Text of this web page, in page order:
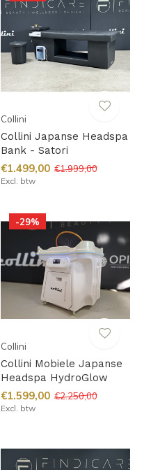
Collini
Collini Japanse Headspa
Bank - Satori
€1.499,00 €1.999,00
Excl. btw
-29%
Collini
Collini Mobiele Japanse
Headspa HydroGlow
€1.599,00 €2.250,00
Excl. btw